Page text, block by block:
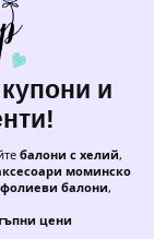
и
балони с хелий,
моминско
фолиеви балони,
цени